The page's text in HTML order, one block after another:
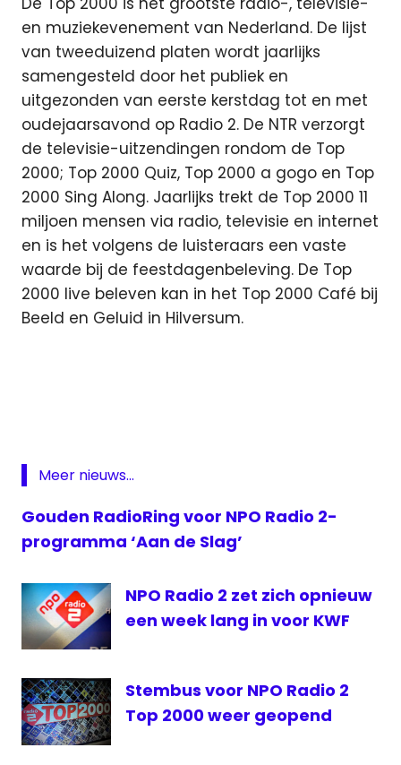
en muziekevenement van Nederland. De lijst
van tweeduizend platen wordt jaarlijks
samengesteld door het publiek en
uitgezonden van eerste kerstdag tot en met
oudejaarsavond op Radio 2. De NTR verzorgt
de televisie-uitzendingen rondom de Top
2000; Top 2000 Quiz, Top 2000 a gogo en Top
2000 Sing Along. Jaarlijks trekt de Top 2000 11
miljoen mensen via radio, televisie en internet
en is het volgens de luisteraars een vaste
waarde bij de feestdagenbeleving. De Top
2000 live beleven kan in het Top 2000 Café bij
Beeld en Geluid in Hilversum.
2 top
Stem
Top
Stemmen
op Radio
2 Top
2000
Stemmen
op Top
2000
Meer nieuws...
Gouden RadioRing voor NPO Radio 2-
programma ‘Aan de Slag’
NPO Radio 2 zet zich opnieuw
een week lang in voor KWF
Stembus voor NPO Radio 2
Top 2000 weer geopend